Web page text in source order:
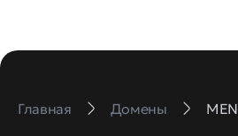
Главная Домены MEN